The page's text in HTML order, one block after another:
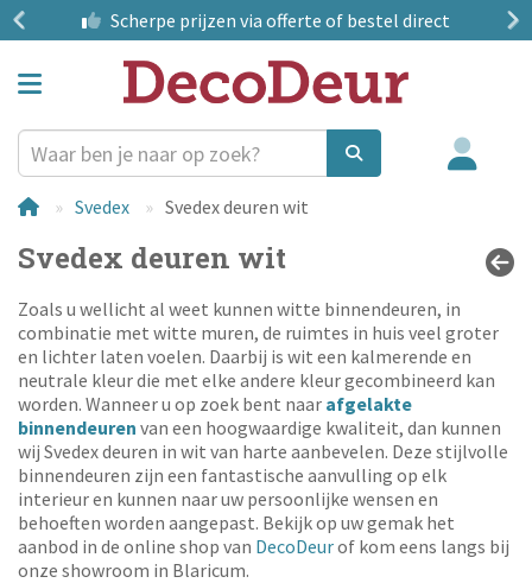
Scherpe prijzen via offerte of bestel direct
Svedex Svedex deuren wit
Svedex deuren wit
Zoals u wellicht al weet kunnen witte binnendeuren, in
combinatie met witte muren, de ruimtes in huis veel groter
en lichter laten voelen. Daarbij is wit een kalmerende en
neutrale kleur die met elke andere kleur gecombineerd kan
worden. Wanneer u op zoek bent naar afgelakte
binnendeuren van een hoogwaardige kwaliteit, dan kunnen
wij Svedex deuren in wit van harte aanbevelen. Deze stijlvolle
binnendeuren zijn een fantastische aanvulling op elk
interieur en kunnen naar uw persoonlijke wensen en
behoeften worden aangepast. Bekijk op uw gemak het
aanbod in de online shop van DecoDeurof kom eens langs bij
onze showroom in Blaricum.